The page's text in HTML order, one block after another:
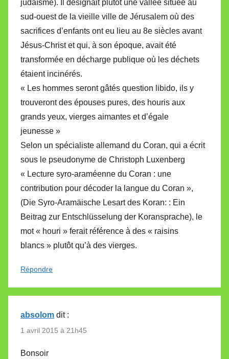
judaïsme). Il désignait plutôt une vallée située au
sud-ouest de la vieille ville de Jérusalem où des
sacrifices d’enfants ont eu lieu au 8e siècles avant
Jésus-Christ et qui, à son époque, avait été
transformée en décharge publique où les déchets
étaient incinérés.
« Les hommes seront gâtés question libido, ils y
trouveront des épouses pures, des houris aux
grands yeux, vierges aimantes et d’égale
jeunesse »
Selon un spécialiste allemand du Coran, qui a écrit
sous le pseudonyme de Christoph Luxenberg
« Lecture syro-araméenne du Coran : une
contribution pour décoder la langue du Coran »,
(Die Syro-Aramäische Lesart des Koran: : Ein
Beitrag zur Entschlüsselung der Koransprache), le
mot « houri » ferait référence à des « raisins
blancs » plutôt qu’à des vierges.
Répondre
absolom dit :
1 avril 2015 à 21h45
Bonsoir